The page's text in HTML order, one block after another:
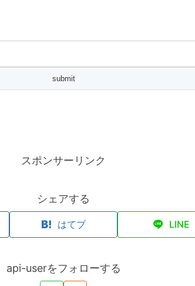
スポンサーリンク
シェアする
はてブ LINE
api-userをフォローする